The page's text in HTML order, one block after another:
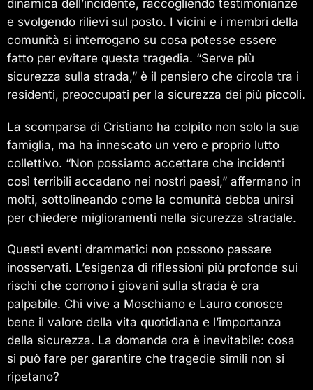
dinamica dell’incidente, raccogliendo testimonianze
e svolgendo rilievi sul posto. I vicini e i membri della
comunità si interrogano su cosa potesse essere
fatto per evitare questa tragedia. “Serve più
sicurezza sulla strada,” è il pensiero che circola tra i
residenti, preoccupati per la sicurezza dei più piccoli.
La scomparsa di Cristiano ha colpito non solo la sua
famiglia, ma ha innescato un vero e proprio lutto
collettivo. “Non possiamo accettare che incidenti
così terribili accadano nei nostri paesi,” affermano in
molti, sottolineando come la comunità debba unirsi
per chiedere miglioramenti nella sicurezza stradale.
Questi eventi drammatici non possono passare
inosservati. L’esigenza di riflessioni più profonde sui
rischi che corrono i giovani sulla strada è ora
palpabile. Chi vive a Moschiano e Lauro conosce
bene il valore della vita quotidiana e l’importanza
della sicurezza. La domanda ora è inevitabile: cosa
si può fare per garantire che tragedie simili non si
ripetano?